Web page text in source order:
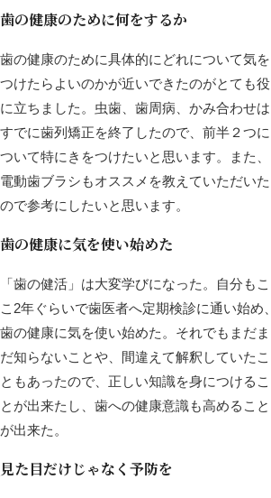
歯の健康のために何をするか
歯の健康のために具体的にどれについて気を
つけたらよいのかが近いできたのがとても役
に立ちました。虫歯、歯周病、かみ合わせは
すでに歯列矯正を終了したので、前半２つに
ついて特にきをつけたいと思います。また、
電動歯ブラシもオススメを教えていただいた
ので参考にしたいと思います。
歯の健康に気を使い始めた
「歯の健活」は大変学びになった。自分もこ
こ2年ぐらいで歯医者へ定期検診に通い始め、
歯の健康に気を使い始めた。それでもまだま
だ知らないことや、間違えて解釈していたこ
ともあったので、正しい知識を身につけるこ
とが出来たし、歯への健康意識も高めること
が出来た。
見た目だけじゃなく予防を